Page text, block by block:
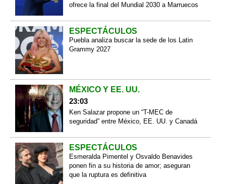
ofrece la final del Mundial 2030 a Marruecos
ESPECTÁCULOS
Puebla analiza buscar la sede de los Latin
Grammy 2027
MÉXICO Y EE. UU.
23:03
Ken Salazar propone un “T-MEC de
seguridad” entre México, EE. UU. y Canadá
ESPECTÁCULOS
Esmeralda Pimentel y Osvaldo Benavides
ponen fin a su historia de amor; aseguran
que la ruptura es definitiva